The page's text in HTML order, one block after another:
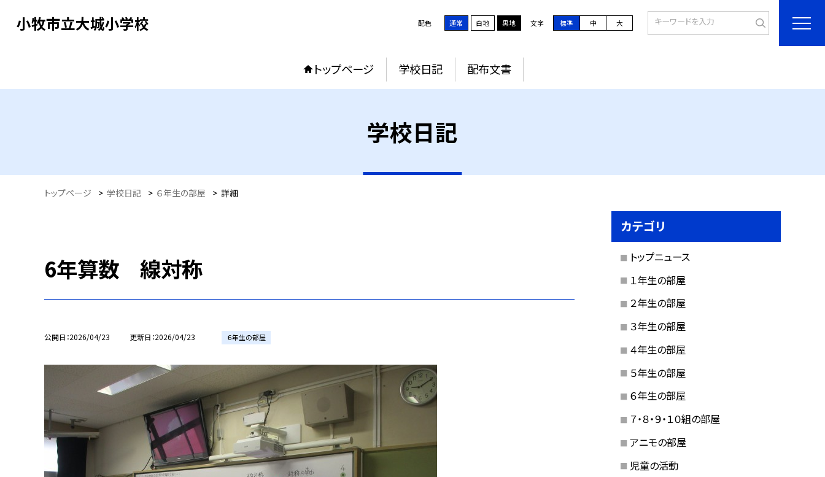
小牧市立大城小学校 配色 通常 白地 黒地 文字 標準 中 大
トップページ 学校日記 配布文書
学校日記
トップページ > 学校日記 > ６年生の部屋 > 詳細
6年算数 線対称
公開日 2026/04/23 更新日 2026/04/23 ６年生の部屋
カテゴリ
トップニュース
１年生の部屋
２年生の部屋
３年生の部屋
４年生の部屋
５年生の部屋
６年生の部屋
７・８・９・１０組の部屋
アニモの部屋
児童の活動